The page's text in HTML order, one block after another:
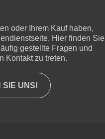
oder Ihrem Kauf haben,
Hier finden Sie
gestellte Fragen und
Kontakt zu treten.
SIE UNS!